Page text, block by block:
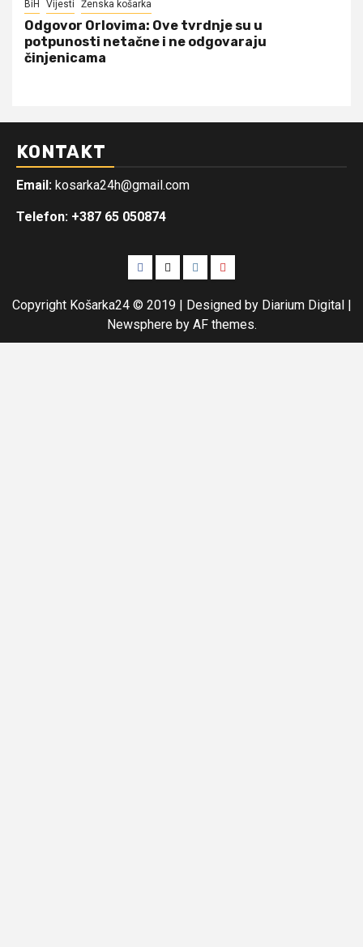
BiH Vijesti Ženska košarka
Odgovor Orlovima: ​Ove tvrdnje su u
potpunosti netačne i ne odgovaraju
činjenicama
KONTAKT
Email: kosarka24h@gmail.com
Telefon: +387 65 050874
Facebook
TwitterInstagramYoutube
Copyright Košarka24 © 2019 | Designed by Diarium Digital |
Newsphereby AF themes.